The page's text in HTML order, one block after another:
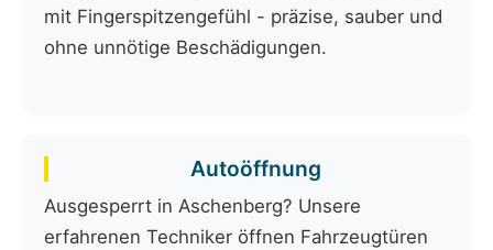
mit Fingerspitzengefühl - präzise, sauber und
ohne unnötige Beschädigungen.
Autoöffnung
Ausgesperrt in Aschenberg? Unsere
erfahrenen Techniker öffnen Fahrzeugtüren